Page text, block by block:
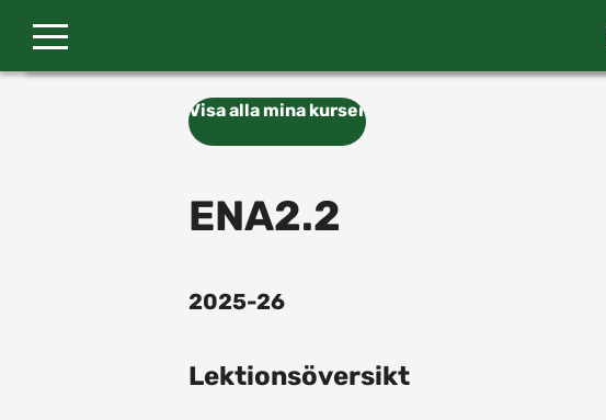
Visa alla mina kurser
ENA2.2
2025-26
Lektionsöversikt